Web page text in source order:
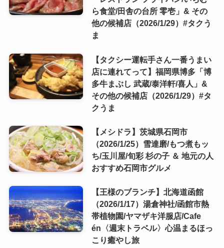
ら食堂/田舎の台所 零壱」& その
他の候補店（2026/1/29）#タクう
ま
【タクシー運転手さん一番うまい
店に連れてって】福岡県博多「博
多牛まぶし 武蔵/泰洋軒/喜人」&
その他の候補店（2026/1/29）#タ
クうま
【メシドラ】茨城県石岡市
（2026/1/25）雪達磨/もつ煮もッ
ち/玉川屋/旬彩 杉の子 ＆ 地元の人
おすすめ石岡市グルメ
【王様のブランチ】北海道函館
（2026/1/17）湯倉神社/函館市熱
帯植物園/ヤマザキ洋服店/Cafe
én〈週末トラベル〉心温まるほっ
こり癒やし旅